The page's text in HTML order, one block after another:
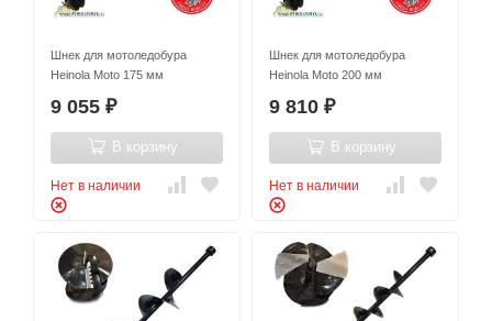
Шнек для мотоледобура
Heinola Moto 175 мм
9 055 ₽
В корзину
Нет в наличии
Шнек для мотоледобура
Heinola Moto 200 мм
9 810 ₽
В корзину
Нет в наличии